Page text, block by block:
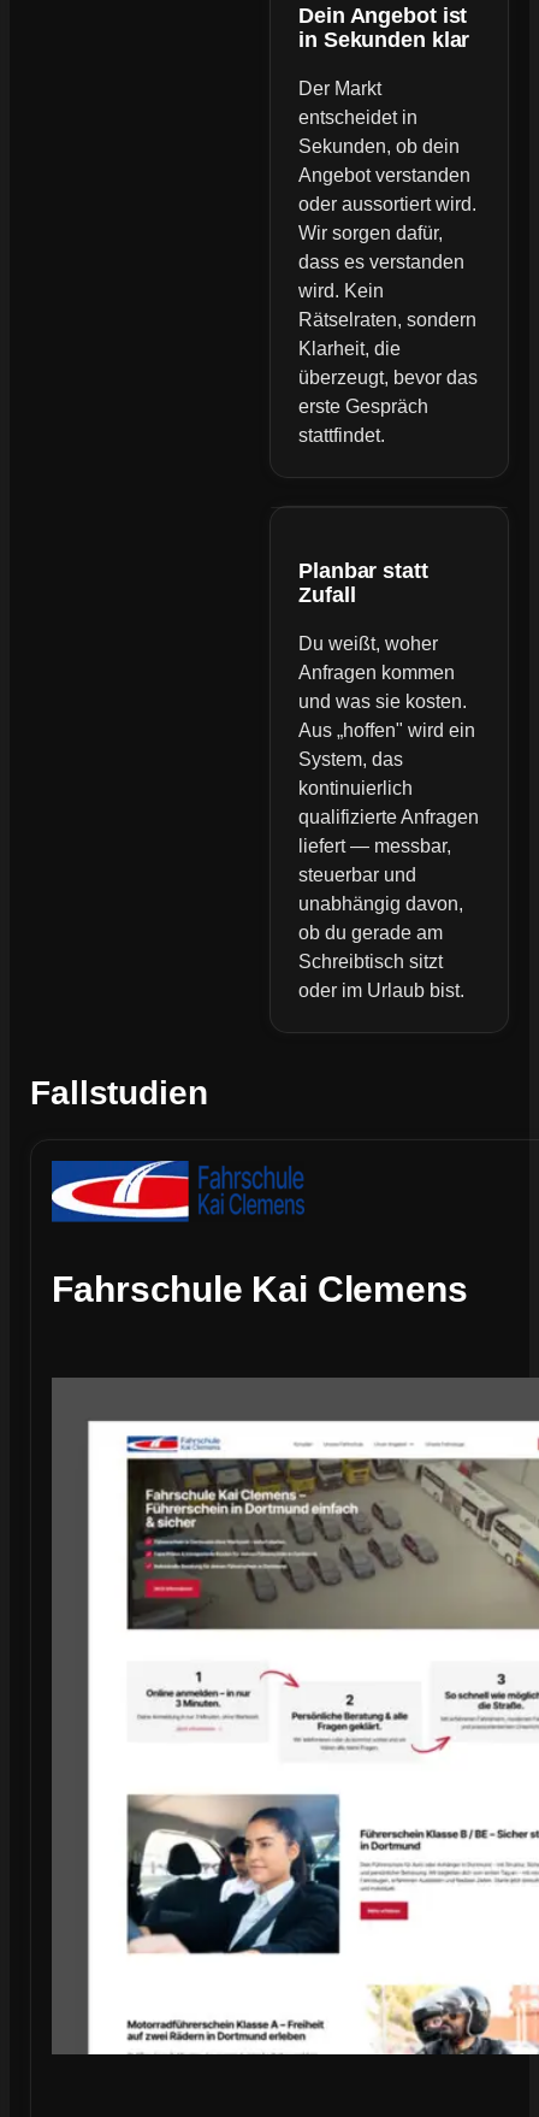
Dein Angebot ist
in Sekunden klar
Der Markt
entscheidet in
Sekunden, ob dein
Angebot verstanden
oder aussortiert wird.
Wir sorgen dafür,
dass es verstanden
wird. Kein
Rätselraten, sondern
Klarheit, die
überzeugt, bevor das
erste Gespräch
stattfindet.
Planbar statt
Zufall
Du weißt, woher
Anfragen kommen
und was sie kosten.
Aus „hoffen" wird ein
System, das
kontinuierlich
qualifizierte Anfragen
liefert — messbar,
steuerbar und
unabhängig davon,
ob du gerade am
Schreibtisch sitzt
oder im Urlaub bist.
Fallstudien
Fahrschule Kai Clemens